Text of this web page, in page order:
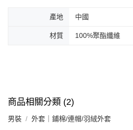
產地 中國
材質 100%聚酯纖維
商品相關分類 (2)
男裝 外套｜鋪棉/連帽/羽絨外套